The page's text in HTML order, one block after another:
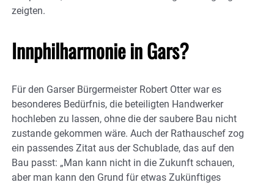
zeigten.
Innphilharmonie in Gars?
Für den Garser Bürgermeister Robert Otter war es
besonderes Bedürfnis, die beteiligten Handwerker
hochleben zu lassen, ohne die der saubere Bau nicht
zustande gekommen wäre. Auch der Rathauschef zog
ein passendes Zitat aus der Schublade, das auf den
Bau passt: „Man kann nicht in die Zukunft schauen,
aber man kann den Grund für etwas Zukünftiges